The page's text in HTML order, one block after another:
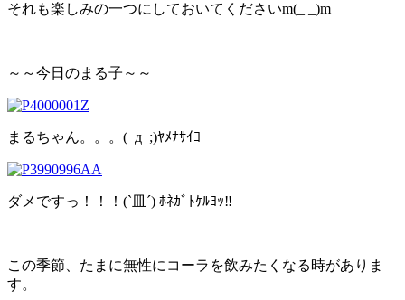
それも楽しみの一つにしておいてくださいm(_ _)m
～～今日のまる子～～
まるちゃん。。。(ｰдｰ;)ﾔﾒﾅｻｲﾖ
ダメですっ！！！(`皿´) ﾎﾈｶﾞﾄｹﾙﾖｯ‼
この季節、たまに無性にコーラを飲みたくなる時がありま
す。